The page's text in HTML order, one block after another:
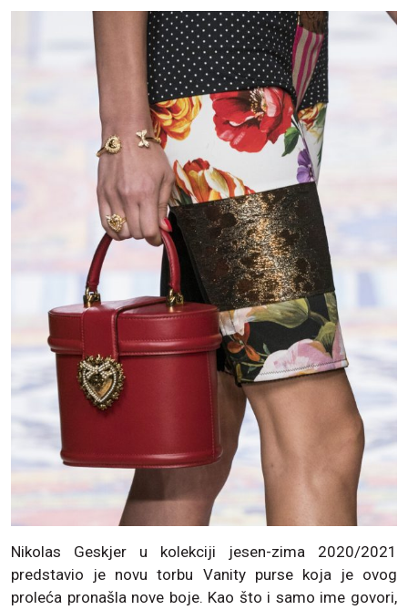
Nikolas Geskjer u kolekciji jesen-zima 2020/2021
predstavio je novu torbu Vanity purse koja je ovog
proleća pronašla nove boje. Kao što i samo ime govori,